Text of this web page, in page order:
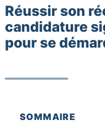
Réussir son
candidature
pour se
SOMMAIRE